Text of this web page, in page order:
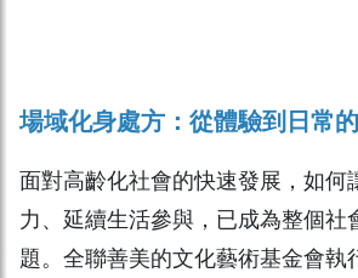
場域化身處方：從體驗到日常
面對高齡化社會的快速發展，如何
力、延續生活參與，已成為整個社
題。全聯善美的文化藝術基金會執